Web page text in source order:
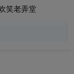
笑老弄堂